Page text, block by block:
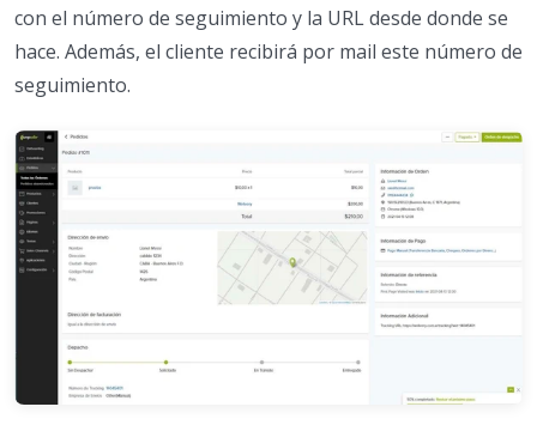
con el número de seguimiento y la URL desde donde se
hace. Además, el cliente recibirá por mail este número de
seguimiento.